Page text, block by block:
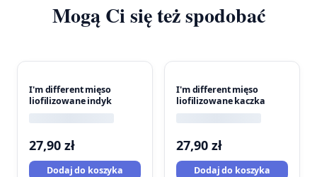
Mogą Ci się też spodobać
I'm different mięso
liofilizowane indyk
27,90 zł
Dodaj do koszyka
I'm different mięso
liofilizowane kaczka
27,90 zł
Dodaj do koszyka